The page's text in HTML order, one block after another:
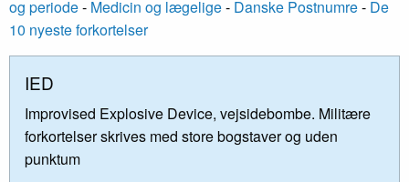
og periode- Medicin og lægelige- Danske Postnumre- De
10 nyeste forkortelser
IED
Improvised Explosive Device, vejsidebombe. Militære
forkortelser skrives med store bogstaver og uden
punktum